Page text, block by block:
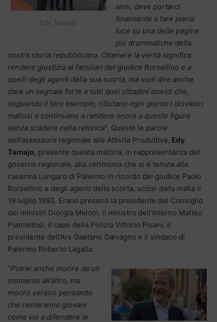
Edy Tamajo
anni, deve portarci
finalmente a fare piena
luce su una delle pagine
più drammatiche della
nostra storia repubblicana. Ottenere la verità significa
rendere giustizia ai familiari del giudice Borsellino e a
quelli degli agenti della sua scorta, ma vuol dire anche
dare un segnale forte a tutti quei cittadini onesti che,
seguendo il loro esempio, rifiutano ogni giorno i disvalori
mafiosi e continuano a rendere onore a queste figure
senza scadere nella retorica“. Queste le parole
dell’assessore regionale alle Attività Produttive, Edy
Tamajo, presente questa mattina, in rappresentanza del
governo regionale, alla cerimonia che si è tenuta alla
caserma Lungaro di Palermo in ricordo del giudice Paolo
Borsellino e degli agenti della scorta, uccisi dalla mafia il
19 luglio 1992. Erano presenti la presidente del Consiglio
dei ministri Giorgia Meloni, il ministro dell’Interno Matteo
Piantedosi, il capo della Polizia Vittorio Pisani, il
presidente dell’Ars Gaetano Galvagno e il sindaco di
Palermo Roberto Lagalla.
“Potrei anche morire da un
momento all’altro, ma
morirò sereno pensando
che resteranno giovani
come voi a difendere le